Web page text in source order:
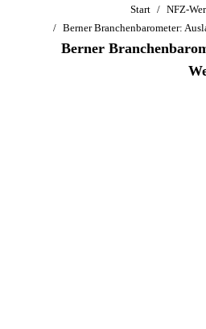
Sie befinden sich hier:Start
NFZ-
Berner Branchenbarometer:
Berner